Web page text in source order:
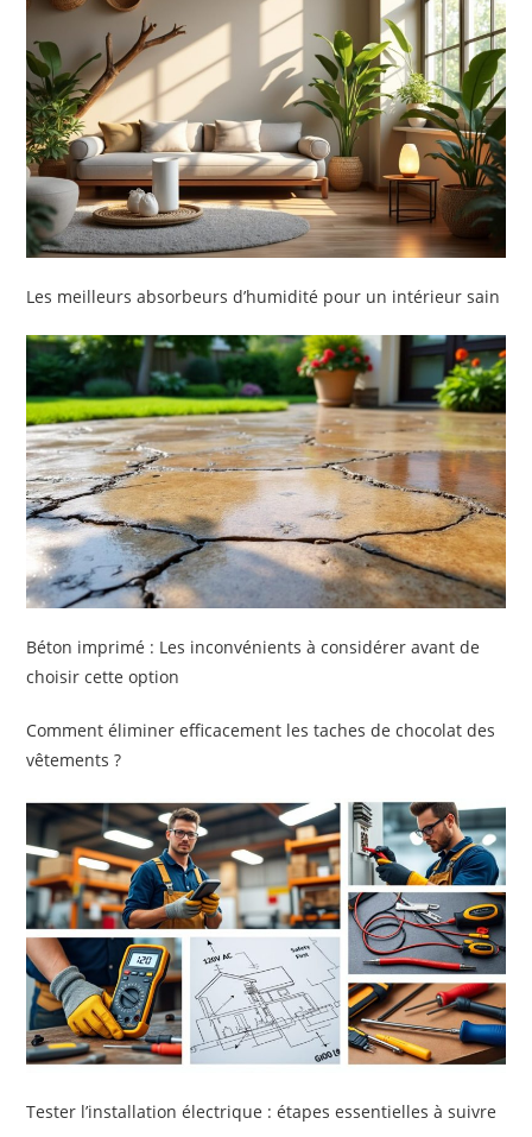
Les meilleurs absorbeurs d’humidité pour un intérieur sain
Béton imprimé : Les inconvénients à considérer avant de
choisir cette option
Comment éliminer efficacement les taches de chocolat des
vêtements ?
Tester l’installation électrique : étapes essentielles à suivre